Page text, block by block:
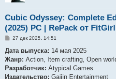
Cubic Odyssey: Complete
(2025) PC | RePack от FitGirl
С
о
щ
е
27 дек 2025, 14:51
Дата выпуска: 14 мая 2025
Жанр: Action, Item crafting, Open
Разработчик: Atypical Games
Издательство: Gaijin Entertainment